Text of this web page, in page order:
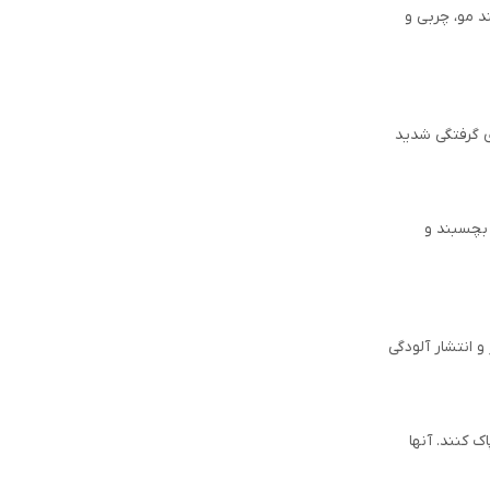
مو، چربی و
گرفتگی شدید
بچسبند و
آلودگی
کنند. آنها